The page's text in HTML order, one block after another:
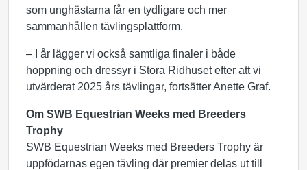
som unghästarna får en tydligare och mer
sammanhållen tävlingsplattform.
– I år lägger vi också samtliga finaler i både
hoppning och dressyr i Stora Ridhuset efter att vi
utvärderat 2025 års tävlingar, fortsätter Anette Graf.
Om SWB Equestrian Weeks med Breeders
Trophy
SWB Equestrian Weeks med Breeders Trophy är
uppfödarnas egen tävling där premier delas ut till